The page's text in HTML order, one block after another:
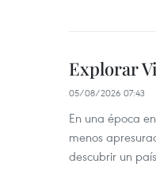
Explorar
05/08/2026 07:43
En una época
menos
descubrir un